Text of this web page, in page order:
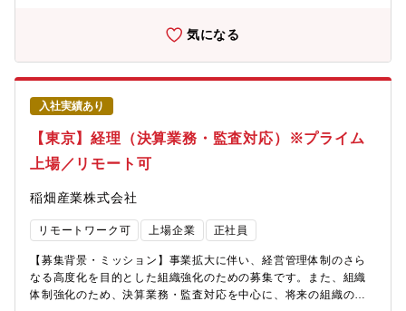
こでも通用するビジネス基礎が身に付き、施策の企画力・推進
算定などの知識・スキル、保険ビジネスやアセマネビジネスに対
を広げることができます。【魅力】■創業100年超/総資産約60兆
円の日本最大級の生命保険会社で、M&Aやモニタリングを行う対
象は各国のトップクラスの大規模な会社がほとんどです。■全社的
に有給休暇取得率96.0%/育児休業取得率 男女とも100.0％ 復職
率98.0%と働きやすい環境です。■更なるお客さまサービス・企業
価値の向上に向けた戦略的施策を展開しています。例）社会環境
の変化に合わせた新商品の開発 デジタル技術を活用したお客
さまサービスの改善 企業風土改革や働き方改革などを通じた
社員の成長促進 ＥＳＧ経営の推進 等
課題に関する法的支援新規事業立ち上げに関する法的リスク分
析、各種トラブルへの対応方針検討（例：騒音クレーム対応、賃
貸借契約に関する紛争対応 等）■プロジェクト案件（紛争対応等
含）・事業の立ち上げ・撤退・再編に際しての法的アドバイス・
重要契約交渉における法務支援・潜在的紛争に関する事前予防策
の検討・訴訟・紛争対応および外部弁護士との連携■機関法務・商
事法務・株主総会・取締役会運営補助（想定問答集・議事録確認
等）・会社設立、登記関連対応・組織再編に関する法的対応
■M&A・業務提携・投資案件・企業買収・新規投資案件への法的対
クロージング対応、PMIにおける法務支援・重要な業務提携契約の
作成・交渉支援■社内ルール・ガイドライン整備・社内規程の作
成・改訂・レビュー・ガイドライン・運用基準の策定・社内周知
師補助・重要な法改正についてのキャッチアップ・法令調査・法
改正・当局動向に関する社内情報発信■その他法務業務全般・子会
社・部門横断的な法務支援・情報共有・各内外の外部専門家（弁
気になる
入社実績あり
【東京】経理（決算業務・監査対応）※プライム
上場／リモート可
稲畑産業株式会社
リモートワーク可 上場企業 正社員
【募集背景・ミッション】事業拡大に伴い、経営管理体制のさら
なる高度化を目的とした組織強化のための募集です。また、組織
体制強化のため、決算業務・監査対応を中心に、将来の組織の中